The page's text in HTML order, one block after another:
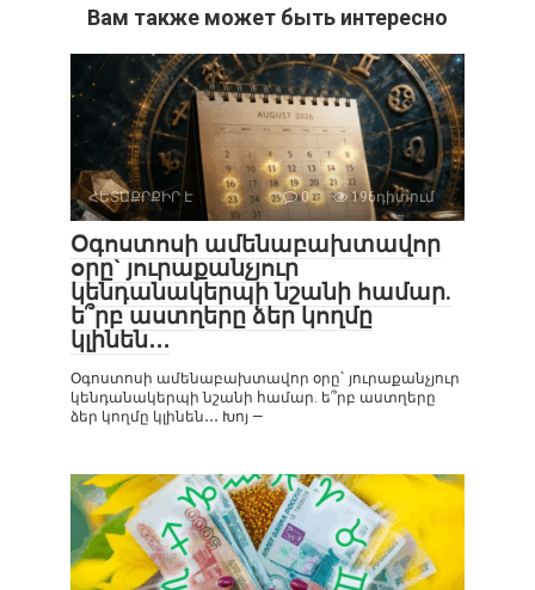
Вам также может быть интересно
ՀԵՏԱՔՐՔԻՐ Է 0 196դիտում
Օգոստոսի ամենաբախտավոր
օրը` յուրաքանչյուր
կենդանակերպի նշանի համար.
ե՞րբ աստղերը ձեր կողմը
կլինեն․․․
Օգոստոսի ամենաբախտավոր օրը` յուրաքանչյուր
կենդանակերպի նշանի համար. ե՞րբ աստղերը
ձեր կողմը կլինեն․․․ Խոյ —